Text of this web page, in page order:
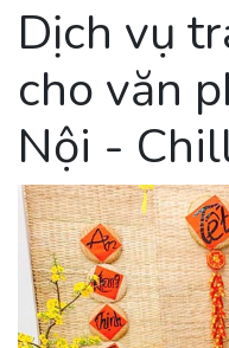
Dịch vụ
cho văn
Nội -